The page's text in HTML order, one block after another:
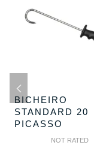
BICHEIRO
STANDARD 20
PICASSO
NOT RATED